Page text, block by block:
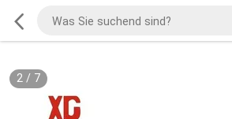
2/ 7